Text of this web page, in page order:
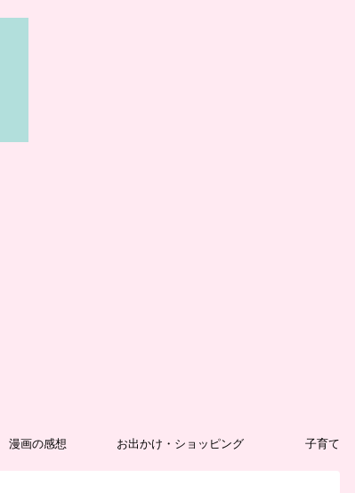
漫画の感想 お出かけ・ショッピング 子育て